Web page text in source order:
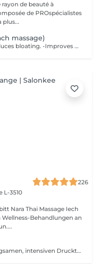
rayon de beauté à
plus...
massage)
Back and Stomach Massage -Reduces bloating. -Improves digestion. -Relieves back tension and muscle tightness. -Calms the nervous system from the inside out. As a bonus - improves muscle tone, reduces puffiness and visually defines the waist. *Not a weight loss treatment. But your stomach will look and feel different.
226
L-3510
Nara Thai Massage Iech
Wellness-Behandlungen an
Eine gezielte Behandlung mit langsamen, intensiven Drucktechniken, die auf die tieferen Muskel- und Bindegewebsschichten einwirken. Ideal bei hartnäckigen Verspannungen, Muskelverhärtungen und eingeschränkter Beweglichkeit. Die Behandlung hilft, tief sitzende Spannungen zu lösen und die allgemeine Beweglichkeit zu verbessern.